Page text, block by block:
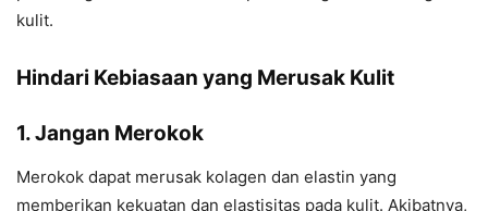
kulit.
Hindari Kebiasaan yang Merusak Kulit
1. Jangan Merokok
Merokok dapat merusak kolagen dan elastin yang
memberikan kekuatan dan elastisitas pada kulit. Akibatnya,